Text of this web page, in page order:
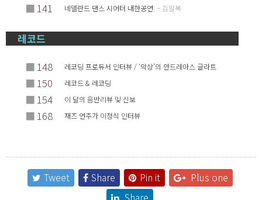
■ 141 네델란드 댄스 시어터 내한공연 – 김말복
레코드
■ 148 레코딩 프로듀서 인터뷰 / ‘악상’의 안드레아스 글라트
■ 150 레코드 & 레코딩
■ 154 이 달의 음반리뷰 및 신보
■ 168 재즈 연주가 이정식 인터뷰
Tweet Share Pin it
Plus one